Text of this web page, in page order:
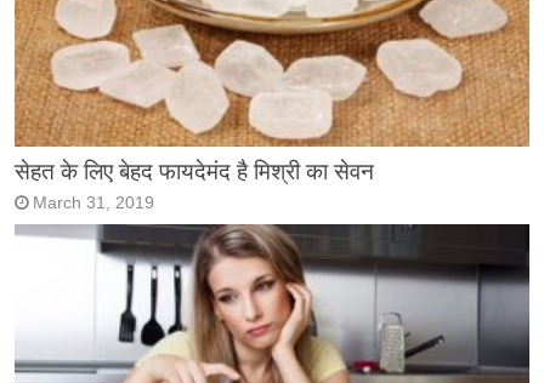
सेहत के लिए बेहद फायदेमंद है मिश्री का सेवन
March 31, 2019